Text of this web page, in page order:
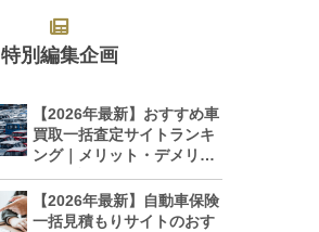
特別編集企画
【2026年最新】おすすめ車
買取一括査定サイトランキ
ング｜メリット・デメリッ
トも解説
【2026年最新】自動車保険
一括見積もりサイトのおす